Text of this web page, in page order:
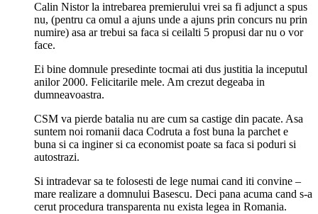
Calin Nistor la intrebarea premierului vrei sa fi adjunct a spus
nu, (pentru ca omul a ajuns unde a ajuns prin concurs nu prin
numire) asa ar trebui sa faca si ceilalti 5 propusi dar nu o vor
face.
Ei bine domnule presedinte tocmai ati dus justitia la inceputul
anilor 2000. Felicitarile mele. Am crezut degeaba in
dumneavoastra.
CSM va pierde batalia nu are cum sa castige din pacate. Asa
suntem noi romanii daca Codruta a fost buna la parchet e
buna si ca inginer si ca economist poate sa faca si poduri si
autostrazi.
Si intradevar sa te folosesti de lege numai cand iti convine –
mare realizare a domnului Basescu. Deci pana acuma cand s-a
cerut procedura transparenta nu exista legea in Romania.